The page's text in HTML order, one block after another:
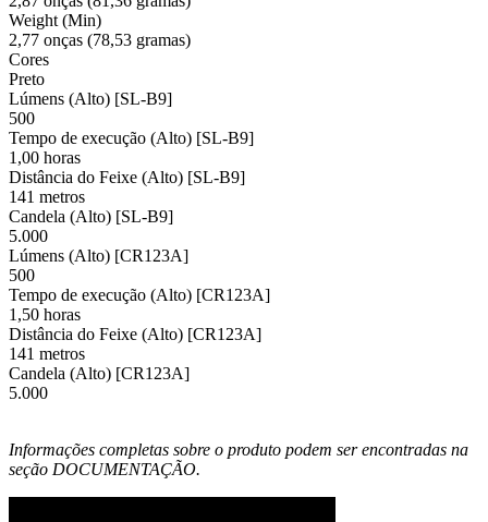
Weight (Min)
2,77 onças (78,53 gramas)
Cores
Preto
Lúmens (Alto) [SL-B9]
500
Tempo de execução (Alto) [SL-B9]
1,00 horas
Distância do Feixe (Alto) [SL-B9]
141 metros
Candela (Alto) [SL-B9]
5.000
Lúmens (Alto) [CR123A]
500
Tempo de execução (Alto) [CR123A]
1,50 horas
Distância do Feixe (Alto) [CR123A]
141 metros
Candela (Alto) [CR123A]
5.000
Informações completas sobre o produto podem ser encontradas na
seção DOCUMENTAÇÃO.